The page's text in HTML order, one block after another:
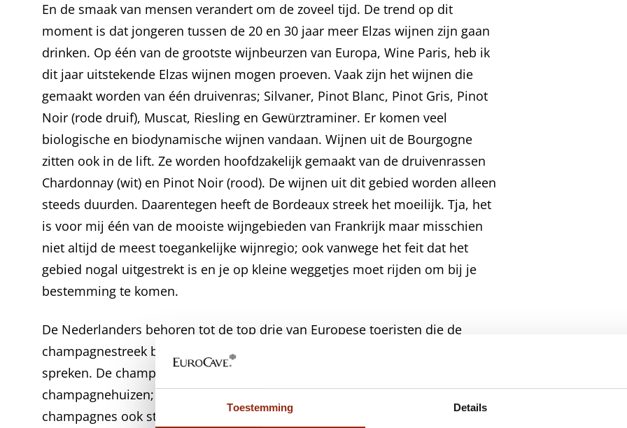
Toestemming Details
En de smaak van mensen verandert om de zoveel tijd. De trend op dit
moment is dat jongeren tussen de 20 en 30 jaar meer Elzas wijnen zijn gaan
drinken. Op één van de grootste wijnbeurzen van Europa, Wine Paris, heb ik
dit jaar uitstekende Elzas wijnen mogen proeven. Vaak zijn het wijnen die
gemaakt worden van één druivenras; Silvaner, Pinot Blanc, Pinot Gris, Pinot
Noir (rode druif), Muscat, Riesling en Gewürztraminer. Er komen veel
biologische en biodynamische wijnen vandaan. Wijnen uit de Bourgogne
zitten ook in de lift. Ze worden hoofdzakelijk gemaakt van de druivenrassen
Chardonnay (wit) en Pinot Noir (rood). De wijnen uit dit gebied worden alleen
steeds duurden. Daarentegen heeft de Bordeaux streek het moeilijk. Tja, het
is voor mij één van de mooiste wijngebieden van Frankrijk maar misschien
niet altijd de meest toegankelijke wijnregio; ook vanwege het feit dat het
gebied nogal uitgestrekt is en je op kleine weggetjes moet rijden om bij je
bestemming te komen.
De Nederlanders behoren tot de top drie van Europese toeristen die de
champagnestreek bezoeken. Reims en Epernay blijven tot de verbeelding
spreken. De champagnestreek is tevens een rustige streek met fantastische
champagnehuizen; van klein tot groot. Net als in de Bourgogne worden de
champagnes ook steeds duurder. Daarom wordt er steeds meer naar